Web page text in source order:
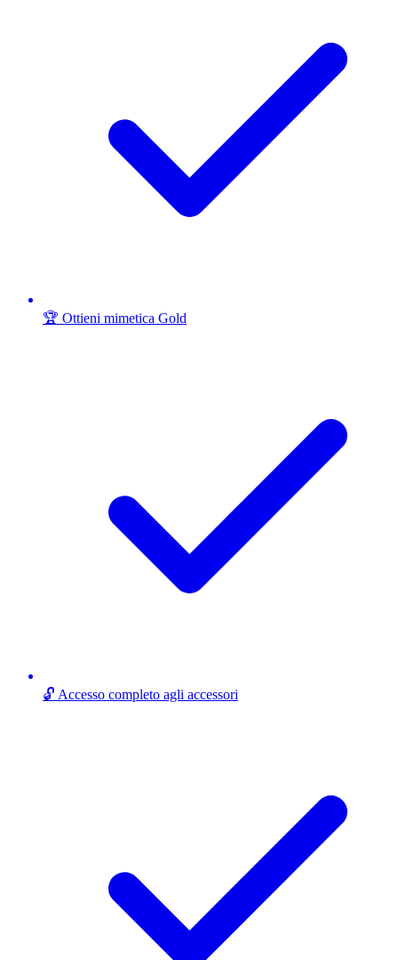
🏆 Ottieni mimetica Gold
🔓 Accesso completo agli accessori